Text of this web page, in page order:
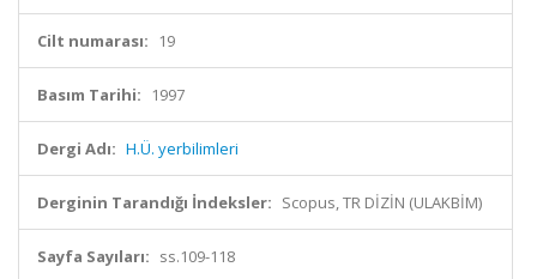
Cilt numarası: 19
Basım Tarihi: 1997
Dergi Adı: H.Ü. yerbilimleri
Derginin Tarandığı İndeksler: Scopus, TR DİZİN (ULAKBİM)
Sayfa Sayıları: ss.109-118